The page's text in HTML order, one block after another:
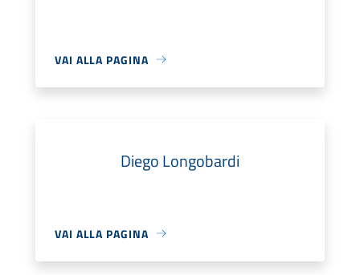
VAI ALLA PAGINA
Diego Longobardi
VAI ALLA PAGINA